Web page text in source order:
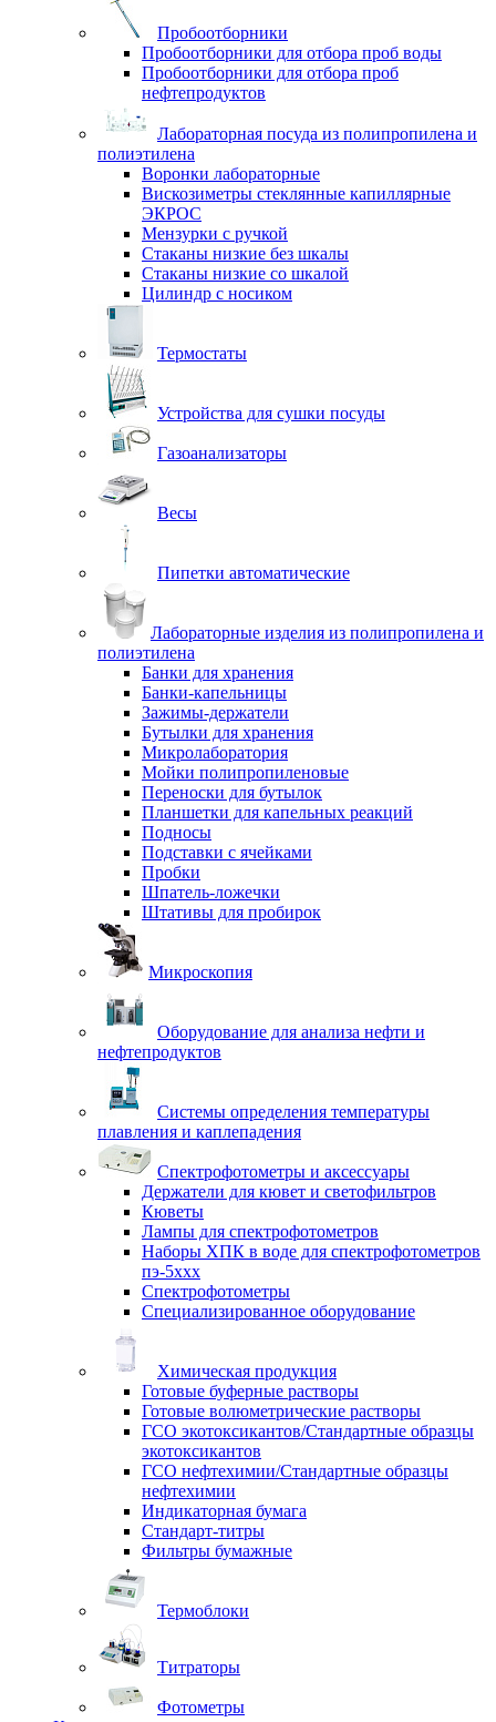
Пробоотборники
Пробоотборники для отбора проб воды
Пробоотборники для отбора проб
нефтепродуктов
Лабораторная посуда из полипропилена и
полиэтилена
Воронки лабораторные
Вискозиметры стеклянные капиллярные
ЭКРОС
Мензурки с ручкой
Стаканы низкие без шкалы
Стаканы низкие со шкалой
Цилиндр с носиком
Термостаты
Устройства для сушки посуды
Газоанализаторы
Весы
Пипетки автоматические
Лабораторные изделия из полипропилена и
полиэтилена
Банки для хранения
Банки-капельницы
Зажимы-держатели
Бутылки для хранения
Микролаборатория
Мойки полипропиленовые
Переноски для бутылок
Планшетки для капельных реакций
Подносы
Подставки с ячейками
Пробки
Шпатель-ложечки
Штативы для пробирок
Микроскопия
Оборудование для анализа нефти и
нефтепродуктов
Системы определения температуры
плавления и каплепадения
Спектрофотометры и аксессуары
Держатели для кювет и светофильтров
Кюветы
Лампы для спектрофотометров
Наборы ХПК в воде для спектрофотометров
пэ-5ххх
Спектрофотометры
Специализированное оборудование
Химическая продукция
Готовые буферные растворы
Готовые волюметрические растворы
ГСО экотоксикантов/Стандартные образцы
экотоксикантов
ГСО нефтехимии/Стандартные образцы
нефтехимии
Индикаторная бумага
Стандарт-титры
Фильтры бумажные
Термоблоки
Титраторы
Фотометры